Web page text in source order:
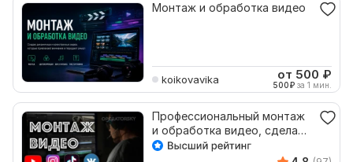
Монтаж и обработка видео
koikovavika от 500 ₽
500₽ за 1 мин.
Профессиональный монтаж
и обработка видео, сделаю
видеоролик